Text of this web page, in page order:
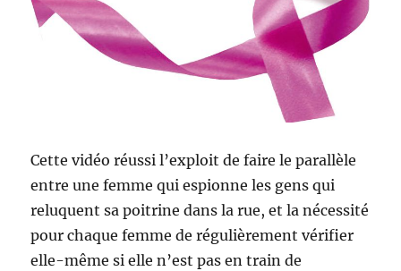
Cette vidéo réussi l’exploit de faire le parallèle
entre une femme qui espionne les gens qui
reluquent sa poitrine dans la rue, et la nécessité
pour chaque femme de régulièrement vérifier
elle-même si elle n’est pas en train de